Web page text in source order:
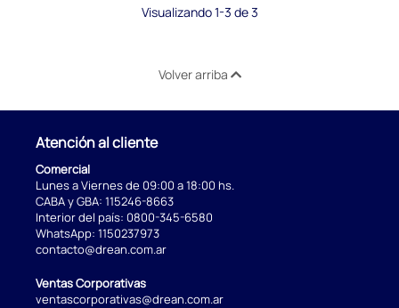
Visualizando 1-3 de 3
Volver arriba
Atención al cliente
Comercial
Lunes a Viernes de 09:00 a 18:00 hs.
CABA y GBA: 115246-8663
Interior del país: 0800-345-6580
WhatsApp: 1150237973
contacto@drean.com.ar
Ventas Corporativas
ventascorporativas@drean.com.ar